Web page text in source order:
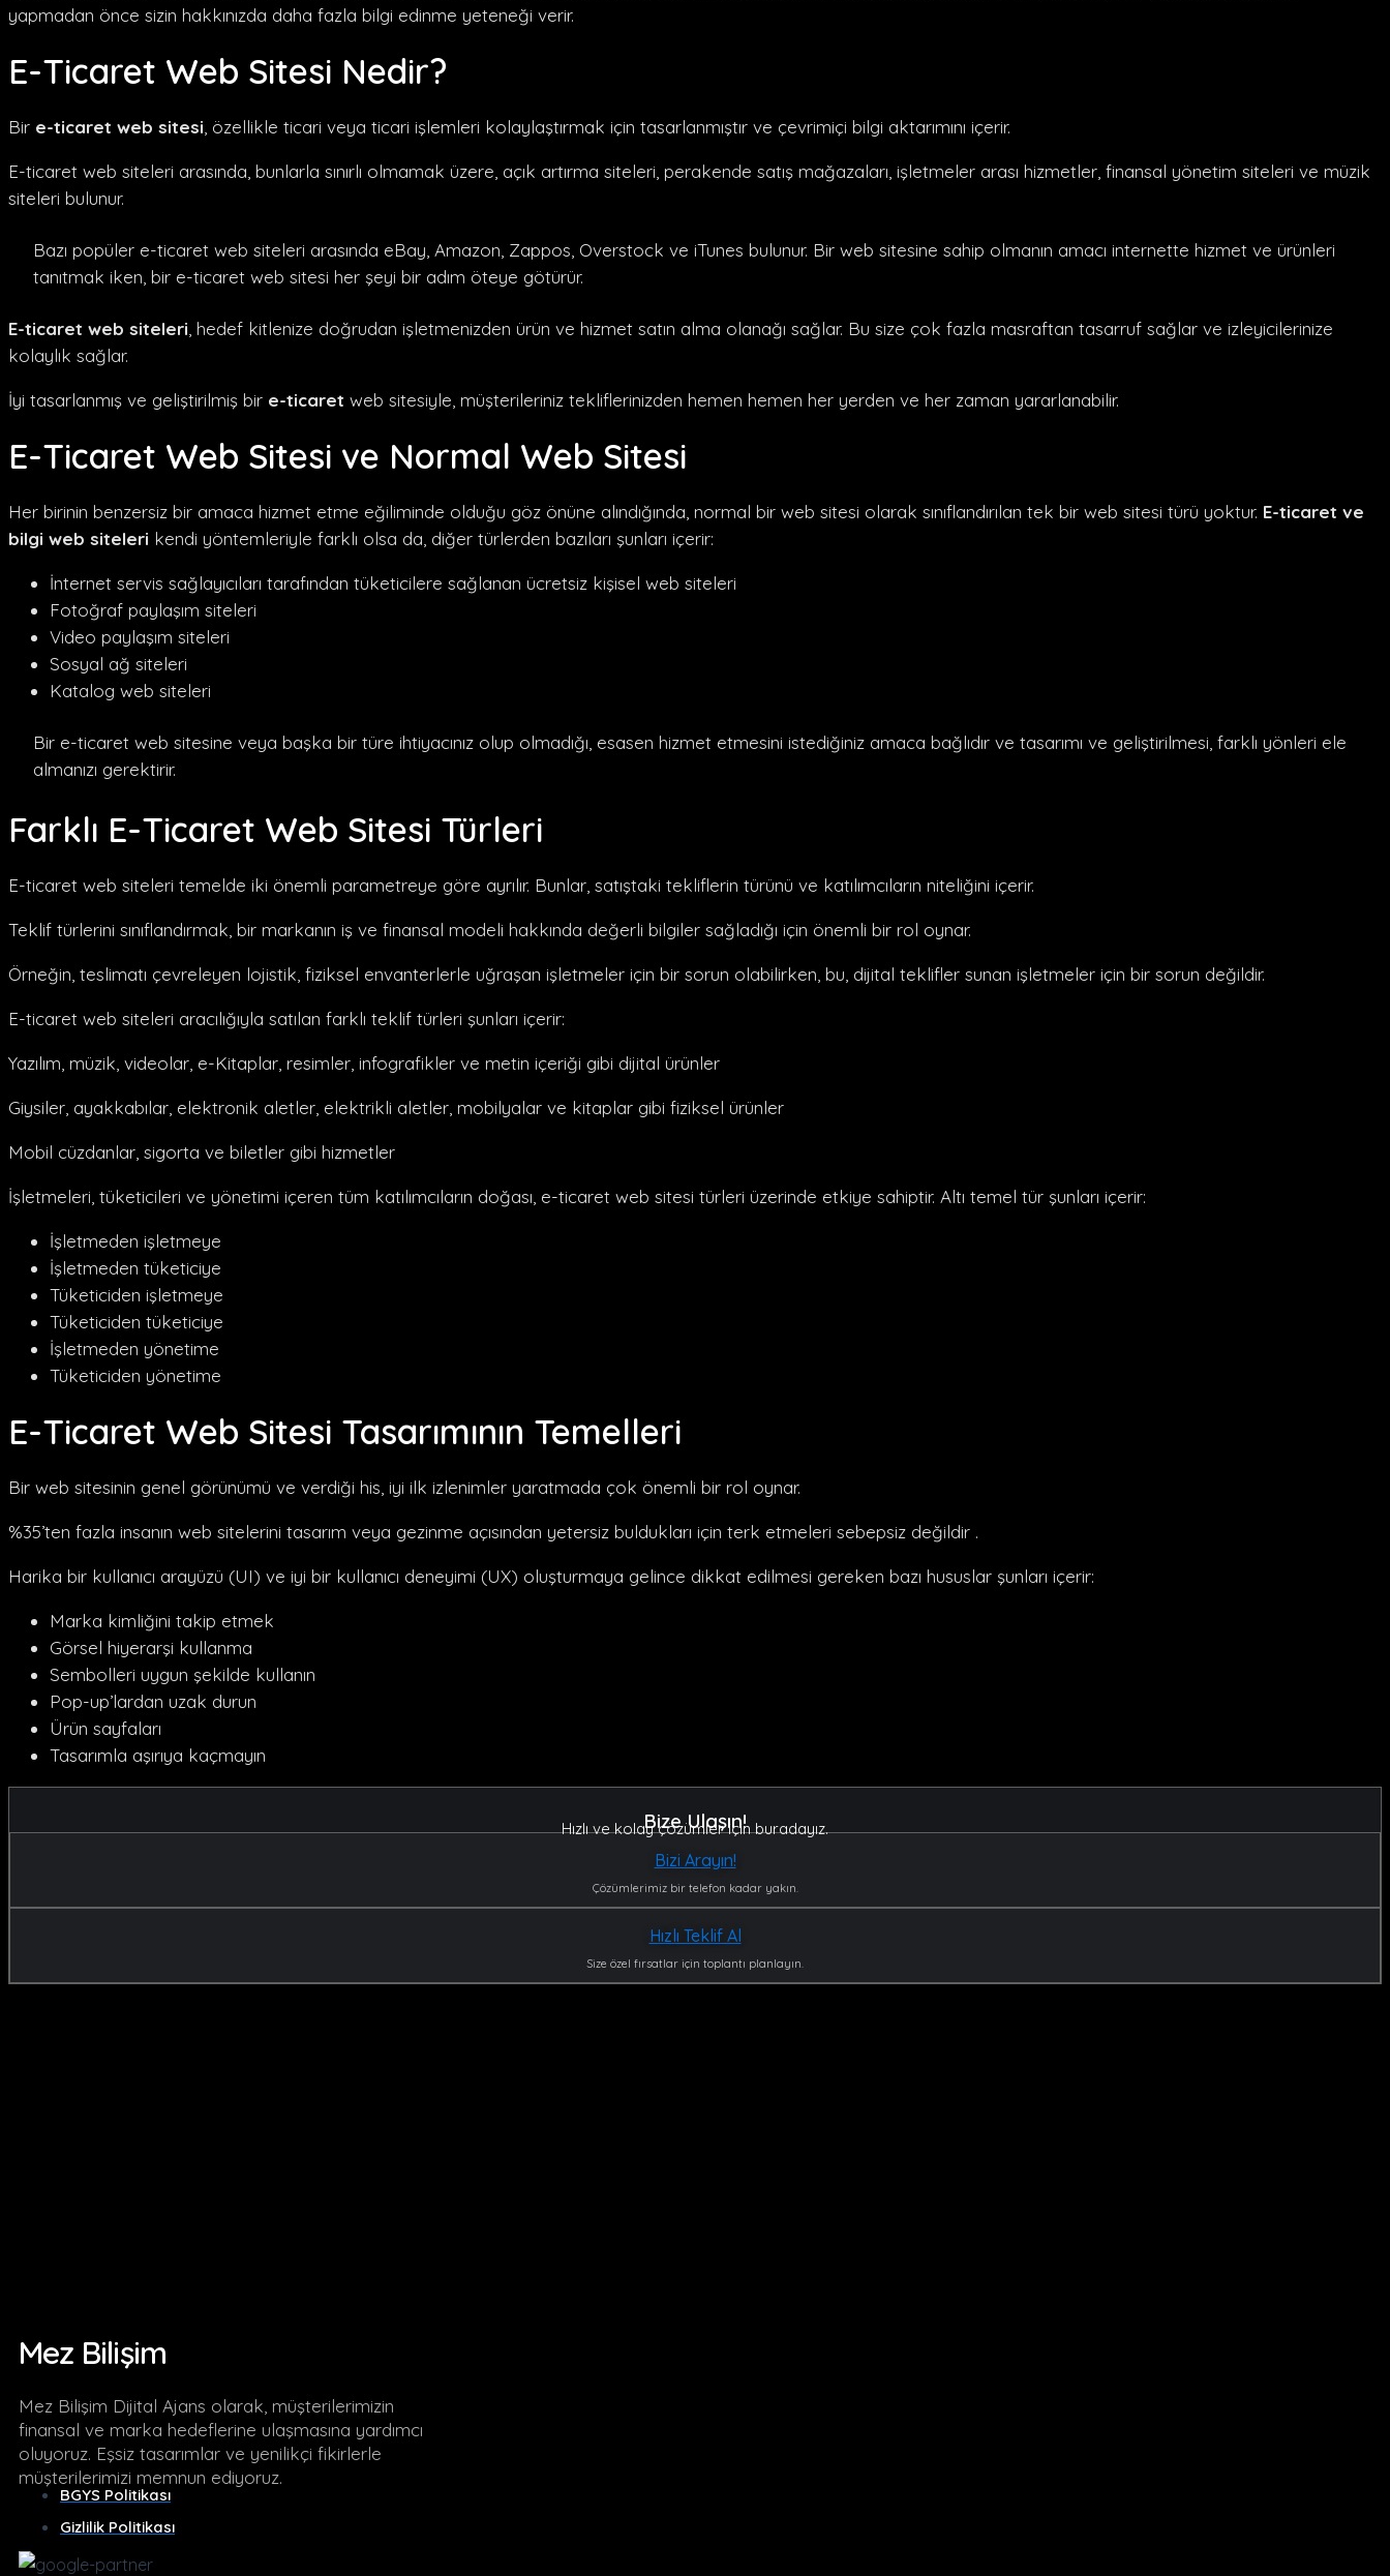
yapmadan önce sizin hakkınızda daha fazla bilgi edinme yeteneği verir.
E-Ticaret Web Sitesi Nedir?
Bir e-ticaret web sitesi , özellikle ticari veya ticari işlemleri kolaylaştırmak için tasarlanmıştır ve çevrimiçi bilgi aktarımını içerir.
E-ticaret web siteleri arasında, bunlarla sınırlı olmamak üzere, açık artırma siteleri, perakende satış mağazaları, işletmeler arası hizmetler, finansal yönetim siteleri ve müzik
siteleri bulunur.
Bazı popüler e-ticaret web siteleri arasında eBay, Amazon, Zappos, Overstock ve iTunes bulunur. Bir web sitesine sahip olmanın amacı internette hizmet ve ürünleri
tanıtmak iken, bir e-ticaret web sitesi her şeyi bir adım öteye götürür.
E-ticaret web siteleri , hedef kitlenize doğrudan işletmenizden ürün ve hizmet satın alma olanağı sağlar. Bu size çok fazla masraftan tasarruf sağlar ve izleyicilerinize
kolaylık sağlar.
İyi tasarlanmış ve geliştirilmiş bir e-ticaret web sitesiyle, müşterileriniz tekliflerinizden hemen hemen her yerden ve her zaman yararlanabilir.
E-Ticaret Web Sitesi ve Normal Web Sitesi
Her birinin benzersiz bir amaca hizmet etme eğiliminde olduğu göz önüne alındığında, normal bir web sitesi olarak sınıflandırılan tek bir web sitesi türü yoktur. E-ticaret ve
bilgi web siteleri kendi yöntemleriyle farklı olsa da, diğer türlerden bazıları şunları içerir:
İnternet servis sağlayıcıları tarafından tüketicilere sağlanan ücretsiz kişisel web siteleri
Fotoğraf paylaşım siteleri
Video paylaşım siteleri
Sosyal ağ siteleri
Katalog web siteleri
Bir e-ticaret web sitesine veya başka bir türe ihtiyacınız olup olmadığı, esasen hizmet etmesini istediğiniz amaca bağlıdır ve tasarımı ve geliştirilmesi, farklı yönleri ele
almanızı gerektirir.
Farklı E-Ticaret Web Sitesi Türleri
E-ticaret web siteleri temelde iki önemli parametreye göre ayrılır. Bunlar, satıştaki tekliflerin türünü ve katılımcıların niteliğini içerir.
Teklif türlerini sınıflandırmak, bir markanın iş ve finansal modeli hakkında değerli bilgiler sağladığı için önemli bir rol oynar.
Örneğin, teslimatı çevreleyen lojistik, fiziksel envanterlerle uğraşan işletmeler için bir sorun olabilirken, bu, dijital teklifler sunan işletmeler için bir sorun değildir.
E-ticaret web siteleri aracılığıyla satılan farklı teklif türleri şunları içerir:
Yazılım, müzik, videolar, e-Kitaplar, resimler, infografikler ve metin içeriği gibi dijital ürünler
Giysiler, ayakkabılar, elektronik aletler, elektrikli aletler, mobilyalar ve kitaplar gibi fiziksel ürünler
Mobil cüzdanlar, sigorta ve biletler gibi hizmetler
İşletmeleri, tüketicileri ve yönetimi içeren tüm katılımcıların doğası, e-ticaret web sitesi türleri üzerinde etkiye sahiptir. Altı temel tür şunları içerir:
İşletmeden işletmeye
İşletmeden tüketiciye
Tüketiciden işletmeye
Tüketiciden tüketiciye
İşletmeden yönetime
Tüketiciden yönetime
E-Ticaret Web Sitesi Tasarımının Temelleri
Bir web sitesinin genel görünümü ve verdiği his, iyi ilk izlenimler yaratmada çok önemli bir rol oynar.
%35’ten fazla insanın web sitelerini tasarım veya gezinme açısından yetersiz buldukları için terk etmeleri sebepsiz değildir .
Harika bir kullanıcı arayüzü (UI) ve iyi bir kullanıcı deneyimi (UX) oluşturmaya gelince dikkat edilmesi gereken bazı hususlar şunları içerir:
Marka kimliğini takip etmek
Görsel hiyerarşi kullanma
Sembolleri uygun şekilde kullanın
Pop-up’lardan uzak durun
Ürün sayfaları
Tasarımla aşırıya kaçmayın
Bize Ulaşın!
Hızlı ve kolay çözümler için buradayız.
Bizi Arayın!
Çözümlerimiz bir telefon kadar yakın.
Hızlı Teklif Al
Size özel fırsatlar için toplantı planlayın.
Mez Bilişim
Mez Bilişim Dijital Ajans olarak, müşterilerimizin
finansal ve marka hedeflerine ulaşmasına yardımcı
oluyoruz. Eşsiz tasarımlar ve yenilikçi fikirlerle
müşterilerimizi memnun ediyoruz.
BGYS Politikası
Gizlilik Politikası